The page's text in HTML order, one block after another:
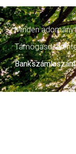
Minden
Támogasd